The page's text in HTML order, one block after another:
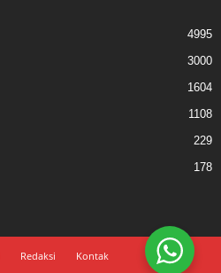
4995
3000
1604
1108
229
178
Redaksi Kontak